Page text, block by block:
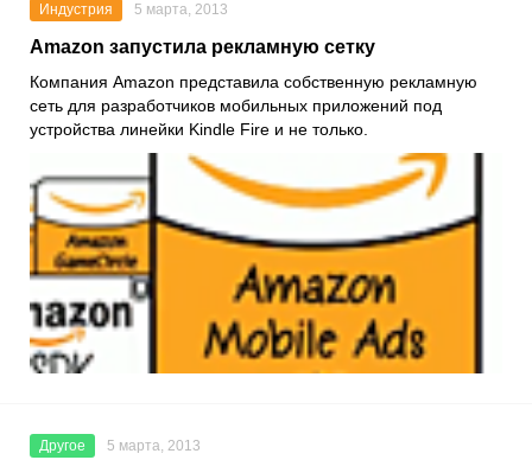
Индустрия 5 марта, 2013
Amazon запустила рекламную сетку
Компания Amazon представила собственную рекламную
сеть для разработчиков мобильных приложений под
устройства линейки Kindle Fire и не только.
Другое 5 марта, 2013